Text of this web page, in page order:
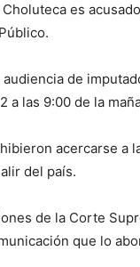
es
de
a las 9:00 de la
acercarse a
del país.
de la Corte
que lo